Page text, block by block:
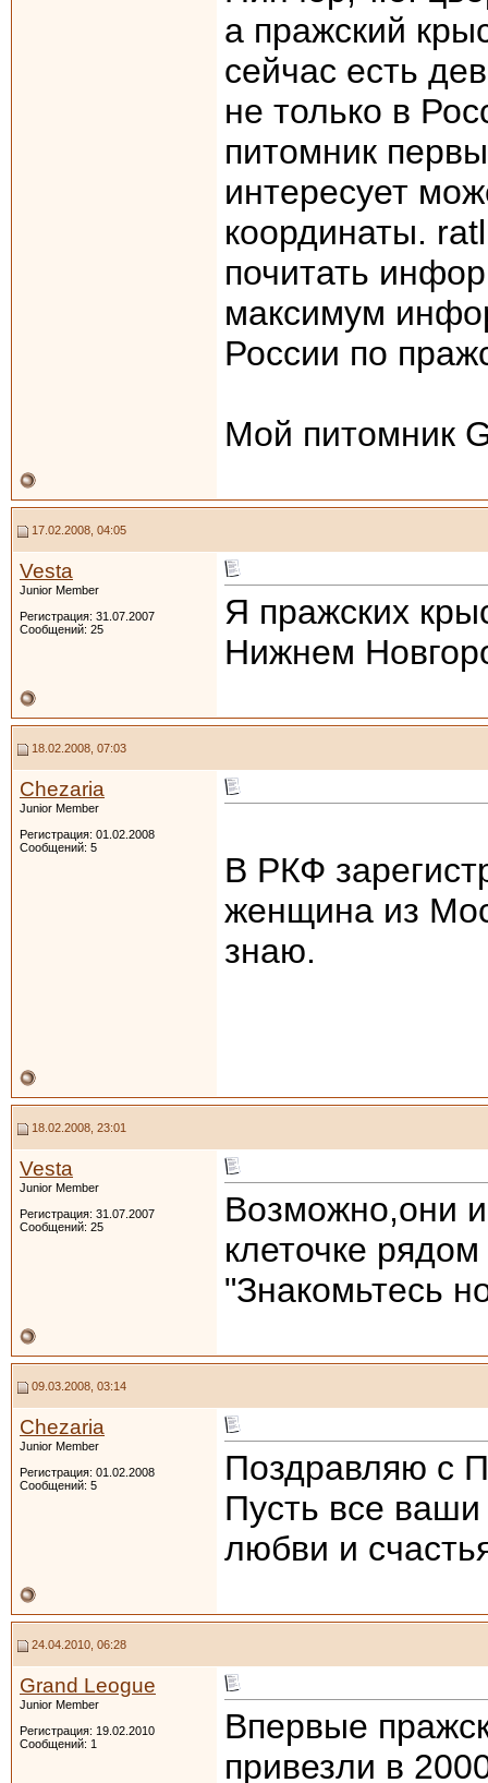
а пражский
сейчас есть
не только в
питомник
интересует
координаты.
почитать
максимум
России по
Мой питомник
17.02.2008, 04:05
Vesta
Junior Member
Регистрация: 31.07.2007
Сообщений: 25
Я пражских
Нижнем
18.02.2008, 07:03
Chezaria
Junior Member
Регистрация: 01.02.2008
Сообщений: 5
В РКФ
женщина из
знаю.
18.02.2008, 23:01
Vesta
Junior Member
Регистрация: 31.07.2007
Сообщений: 25
Возможно,они
клеточке
"Знакомьтесь
09.03.2008, 03:14
Chezaria
Junior Member
Регистрация: 01.02.2008
Сообщений: 5
Поздравляю с
Пусть все
любви и
24.04.2010, 06:28
Grand Leogue
Junior Member
Регистрация: 19.02.2010
Сообщений: 1
Впервые
привезли в